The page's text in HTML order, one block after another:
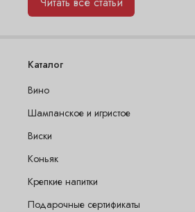
Каталог
Вино
Шампанское и игристое
Виски
Коньяк
Крепкие напитки
Подарочные сертификаты